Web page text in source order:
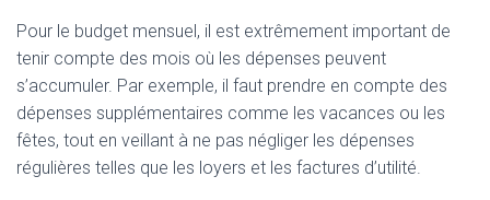
Pour le budget mensuel, il est extrêmement important de
tenir compte des mois où les dépenses peuvent
s’accumuler. Par exemple, il faut prendre en compte des
dépenses supplémentaires comme les vacances ou les
fêtes, tout en veillant à ne pas négliger les dépenses
régulières telles que les loyers et les factures d’utilité.